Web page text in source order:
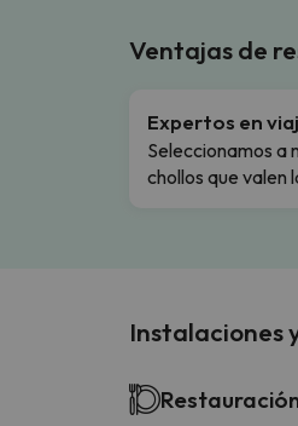
Ventajas de
Expertos en
Seleccionamos a
chollos que valen
Instalaciones